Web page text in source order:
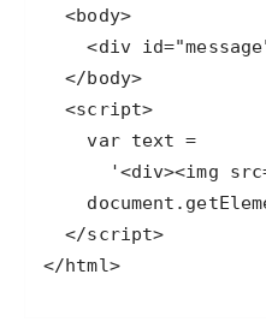
  <body>
  </body>
</html>